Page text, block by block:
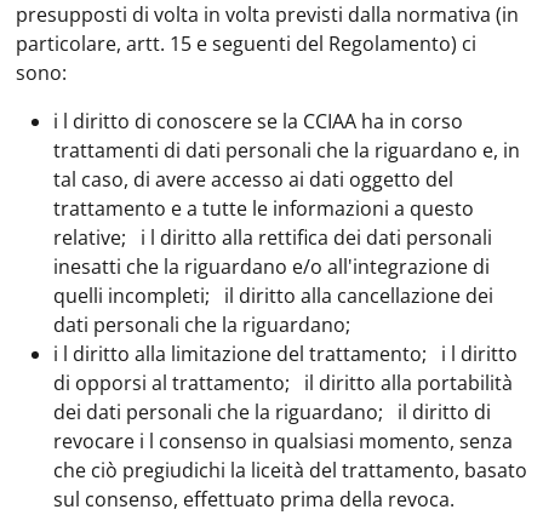
presupposti di volta in volta previsti dalla normativa (in
particolare, artt. 15 e seguenti del Regolamento) ci
sono:
i l diritto di conoscere se la CCIAA ha in corso
trattamenti di dati personali che la riguardano e, in
tal caso, di avere accesso ai dati oggetto del
trattamento e a tutte le informazioni a questo
relative;
i l diritto alla rettifica dei dati personali
inesatti che la riguardano e/o all'integrazione di
quelli incompleti;
il diritto alla cancellazione dei
dati personali che la riguardano;
i l diritto alla limitazione del trattamento;
i l diritto
di opporsi al trattamento;
il diritto alla portabilità
dei dati personali che la riguardano;
il diritto di
revocare i l consenso in qualsiasi momento, senza
che ciò pregiudichi la liceità del trattamento, basato
sul consenso, effettuato prima della revoca.